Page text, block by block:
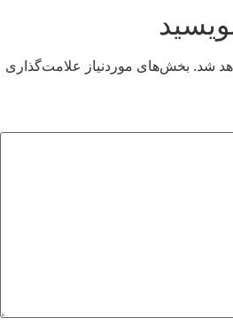
شد. بخش‌های موردنیاز علامت‌گذاری